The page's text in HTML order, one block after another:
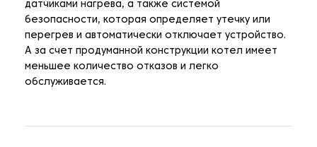
датчиками нагрева, а также системой
безопасности, которая определяет утечку или
перегрев и автоматически отключает устройство.
А за счет продуманной конструкции котел имеет
меньшее количество отказов и легко
обслуживается.